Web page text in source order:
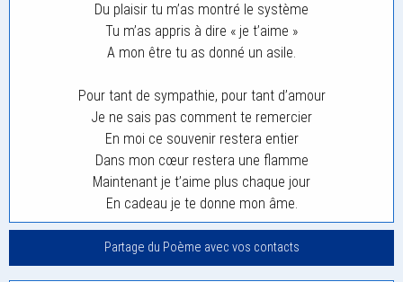
Du plaisir tu m’as montré le système
Tu m’as appris à dire « je t’aime »
A mon être tu as donné un asile.
Pour tant de sympathie, pour tant d’amour
Je ne sais pas comment te remercier
En moi ce souvenir restera entier
Dans mon cœur restera une flamme
Maintenant je t’aime plus chaque jour
En cadeau je te donne mon âme.
Partage du Poème avec vos contacts